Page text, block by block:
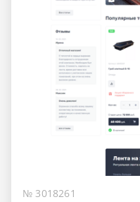
№ 3018261